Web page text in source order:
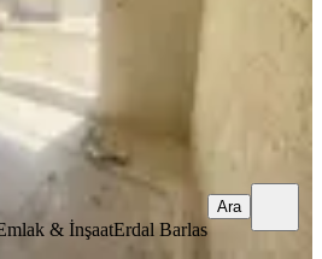
& İnşaatErdal Barlas
Ara